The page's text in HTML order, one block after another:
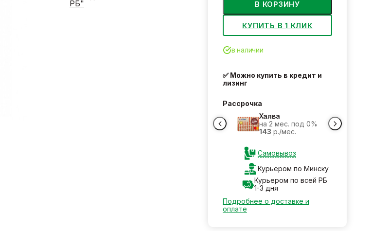
РБ"
В КОРЗИНУ
КУПИТЬ В 1 КЛИК
в наличии
✅ Можно купить в кредит и
лизинг
Рассрочка
Халва
на 2 мес. под 0%
143 р./мес.
Самовывоз
Курьером по Минску
Курьером по всей РБ
1-3 дня
Подробнее о доставке и
оплате